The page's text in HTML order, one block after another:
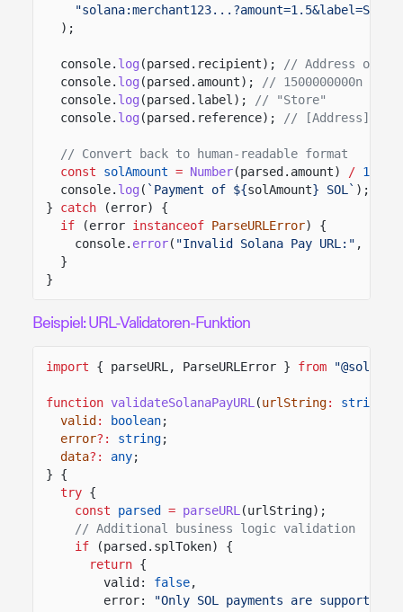
);
console. log (parsed.recipient);
// Address
console. log (parsed.amount);
// 1500000000n
console. log (parsed.label);
// "Store"
console. log (parsed.reference); // [Address]
// Convert back to human-readable format
const
solAmount = Number(parsed.amount) / 1e9
console. log ( `Payment of ${solAmount} SOL` );
}
catch
(error) {
if
(error instanceof ParseURLError) {
console. error( "Invalid Solana Pay URL:" ,
}
}
Beispiel: URL-Validatoren-Funktion
import { parseURL, ParseURLError } from
function validateSolanaPayURL (urlString: string
valid : boolean;
error?: string;
data?: any;
} {
try {
const
parsed = parseURL (urlString);
// Additional business logic validation
if
(parsed.splToken) {
return {
valid:
false,
error:
"Only SOL payments are supported"